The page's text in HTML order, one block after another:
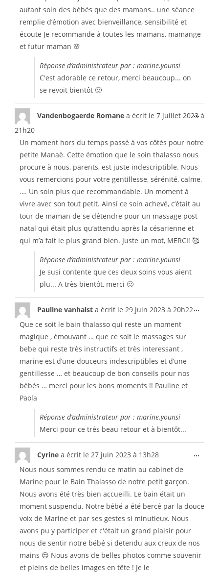
autant soin des bébés que des mamans.. une séance
remplie d’émotion avec bienveillance, sensibilité et
écoute Je recommande à toutes les mamans, mamange
et futur maman 🌸
Réponse d’administrateur par : marine.younsi
C'est adorable ce retour, merci beaucoup... on
se revoit bientôt 🙂
Vandenbogaerde Romane a écrit le 7 juillet 2023 à
21h20
Un moment hors du temps passé à vos côtés pour notre
petite Manaë. Cette émotion que le soin thalasso nous
procure à nous, parents, est juste indescriptible. Nous
vous remercions pour votre gentillesse, sérénité, calme,
…. Un soin plus que recommandable. Un moment à
vivre avec son tout petit. Ainsi ce soin achevé, c’était au
tour de maman de se détendre pour un massage post
natal qui était plus qu’attendu après la césarienne et
qui m’a fait le plus grand bien. Juste un mot, MERCI! 🥰
Réponse d’administrateur par : marine.younsi
Je susi contente que ces deux soins vous aient
plu... A très bientôt, merci 🙂
...
Pauline vanhalst a écrit le 29 juin 2023 à 20h22
Que ce soit le bain thalasso qui reste un moment
magique , émouvant … que ce soit le massages sur
bebe qui reste très instructifs et très interessant ,
marine est d’une douceurs indescriptibles et d’une
gentillesse … et beaucoup de bon conseils pour nos
bébés … merci pour les bons moments !! Pauline et
Paola
Réponse d’administrateur par : marine.younsi
Merci pour ce trés beau retour et à bientôt...
...
Cyrine a écrit le 27 juin 2023 à 13h28
Nous nous sommes rendu ce matin au cabinet de
Marine pour le Bain Thalasso de notre petit garçon.
Nous avons été très bien accueilli. Le bain était un
moment suspendu. Notre bébé a été bercé par la douce
voix de Marine et par ses gestes si minutieux. Nous
avons pu y participer et c'était un grand plaisir pour
nous de sentir notre bébé si detendu aux creux de nos
mains 😍 Nous avons de belles photos comme souvenir
et pleins de belles images en tête ! Je le
...